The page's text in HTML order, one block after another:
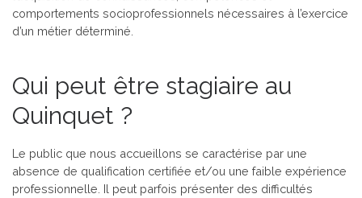
comportements socioprofessionnels nécessaires à l’exercice
d’un métier déterminé.
Qui peut être stagiaire au
Quinquet ?
Le public que nous accueillons se caractérise par une
absence de qualification certifiée et/ou une faible expérience
professionnelle. Il peut parfois présenter des difficultés